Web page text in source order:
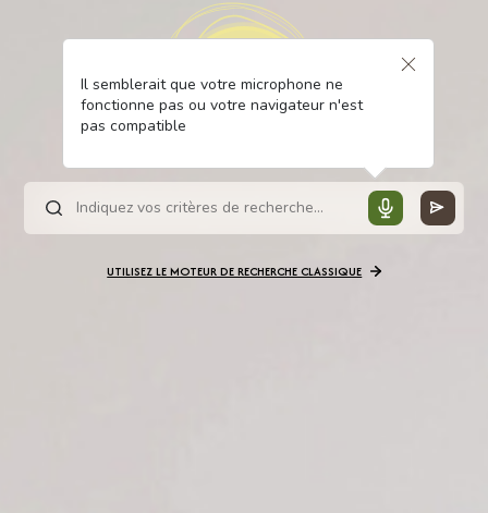
Il semblerait que votre microphone ne
fonctionne pas ou votre navigateur n'est
pas compatible
UTILISEZ LE MOTEUR DE RECHERCHE CLASSIQUE